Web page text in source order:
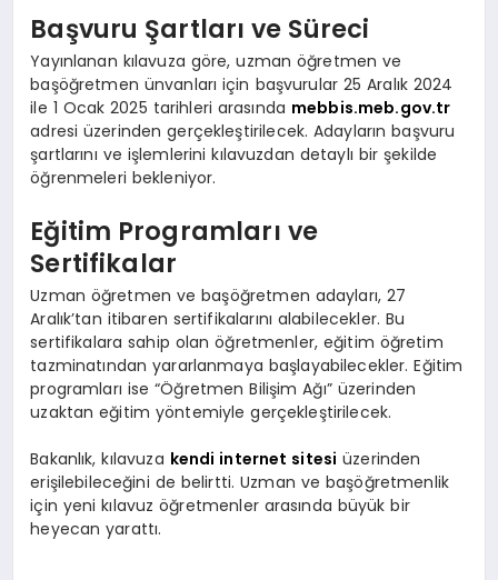
Başvuru Şartları ve Süreci
Yayınlanan kılavuza göre, uzman öğretmen ve
başöğretmen ünvanları için başvurular 25 Aralık 2024
ile 1 Ocak 2025 tarihleri arasında mebbis.meb.gov.tr
adresi üzerinden gerçekleştirilecek. Adayların başvuru
şartlarını ve işlemlerini kılavuzdan detaylı bir şekilde
öğrenmeleri bekleniyor.
Eğitim Programları ve
Sertifikalar
Uzman öğretmen ve başöğretmen adayları, 27
Aralık’tan itibaren sertifikalarını alabilecekler. Bu
sertifikalara sahip olan öğretmenler, eğitim öğretim
tazminatından yararlanmaya başlayabilecekler. Eğitim
programları ise “Öğretmen Bilişim Ağı” üzerinden
uzaktan eğitim yöntemiyle gerçekleştirilecek.
Bakanlık, kılavuza kendi internet sitesi üzerinden
erişilebileceğini de belirtti. Uzman ve başöğretmenlik
için yeni kılavuz öğretmenler arasında büyük bir
heyecan yarattı.